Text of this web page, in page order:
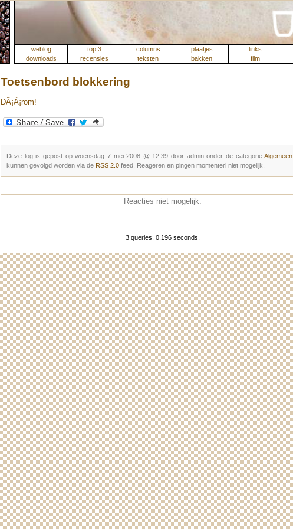
weblog top 3 columns plaatjes links
downloads
recensies teksten bakken film
Toetsenbord blokkering
DÃ¡Ã¡rom!
Deze log is gepost op woensdag 7 mei 2008 @ 12:39 door admin onder de categorieAlgemeen
kunnen gevolgd worden via de RSS 2.0 feed. Reageren en pingen momenterl niet mogelijk.
Reacties niet mogelijk.
3 queries. 0,196 seconds.